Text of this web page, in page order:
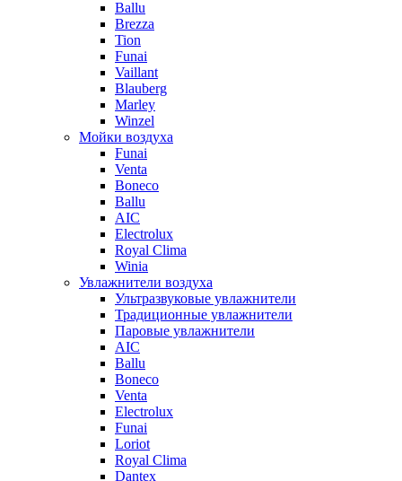
Ballu
Brezza
Tion
Funai
Vaillant
Blauberg
Marley
Winzel
Мойки воздуха
Funai
Venta
Boneco
Ballu
AIC
Electrolux
Royal Clima
Winia
Увлажнители воздуха
Ультразвуковые увлажнители
Традиционные увлажнители
Паровые увлажнители
AIC
Ballu
Boneco
Venta
Electrolux
Funai
Loriot
Royal Clima
Dantex